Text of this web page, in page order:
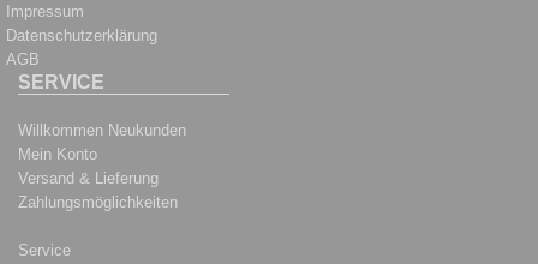
Impressum
Datenschutzerklärung
AGB
SERVICE
Willkommen Neukunden
Mein Konto
Versand & Lieferung
Zahlungsmöglichkeiten
Service